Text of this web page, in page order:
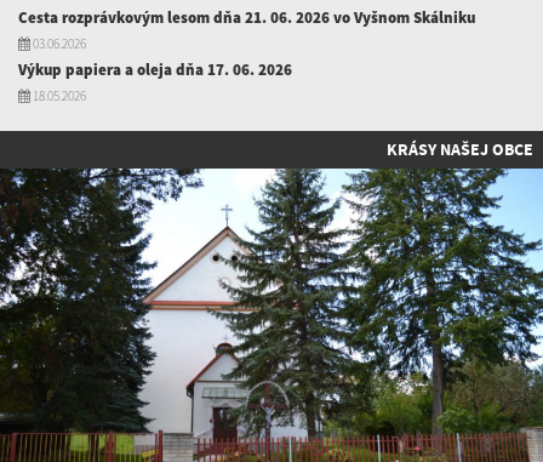
Cesta rozprávkovým lesom dňa 21. 06. 2026 vo Vyšnom Skálniku
03.06.2026
Výkup papiera a oleja dňa 17. 06. 2026
18.05.2026
KRÁSY NAŠEJ OBCE